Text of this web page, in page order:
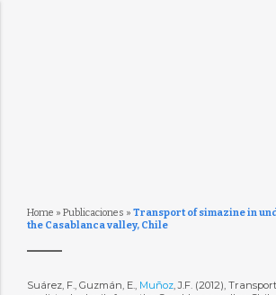
Home » Publicaciones » Transport of simazine in
the Casablanca valley, Chile
Suárez, F., Guzmán, E., Muñoz, J.F. (2012),